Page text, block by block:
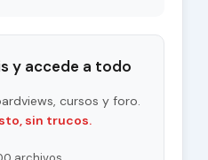
y accede a todo
cursos y foro.
sin trucos.